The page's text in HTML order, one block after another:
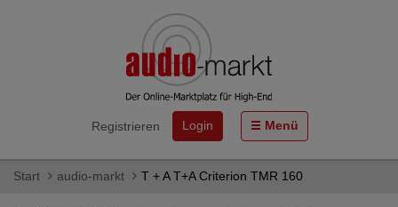
Registrieren Login Menü
Start audio-markt T + A T+A Criterion TMR 160